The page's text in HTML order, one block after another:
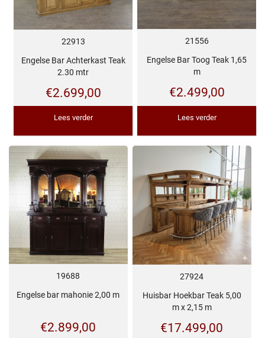
22913
Engelse Bar Achterkast Teak
2.30 mtr
€2.699,00
Lees verder
21556
Engelse Bar Toog Teak 1,65
m
€2.499,00
Lees verder
19688
Engelse bar mahonie 2,00 m
€2.899,00
27924
Huisbar Hoekbar Teak 5,00
m x 2,15 m
€17.499,00